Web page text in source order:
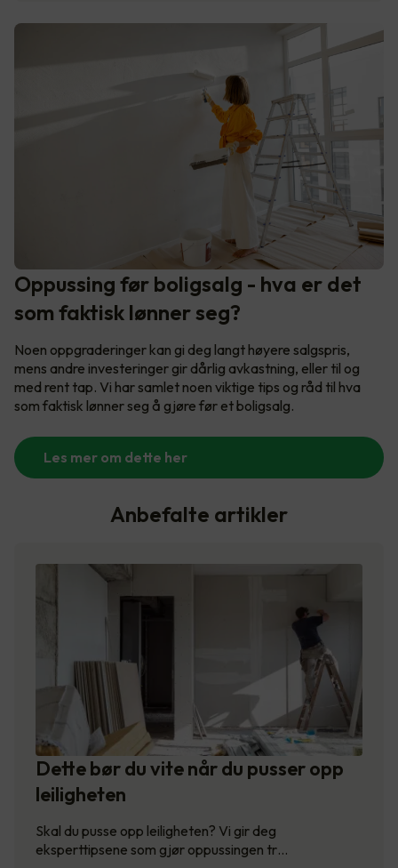
Oppussing før boligsalg - hva er det
som faktisk lønner seg?
Noen oppgraderinger kan gi deg langt høyere salgspris,
mens andre investeringer gir dårlig avkastning, eller til og
med rent tap. Vi har samlet noen viktige tips og råd til hva
som faktisk lønner seg å gjøre før et boligsalg.
Les mer om dette her
Anbefalte artikler
Dette bør du vite når du pusser opp
leiligheten
Skal du pusse opp leiligheten? Vi gir deg
eksperttipsene som gjør oppussingen tr…